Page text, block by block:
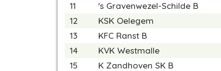
11
's Gravenwezel-Schilde B
12
KSK Oelegem
13
KFC Ranst B
14
KVK Westmalle
15
K Zandhoven SK B